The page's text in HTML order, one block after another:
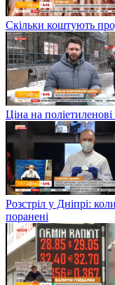
Скільки коштують
Ціна на
Розстріл у Дніпрі:
поранені